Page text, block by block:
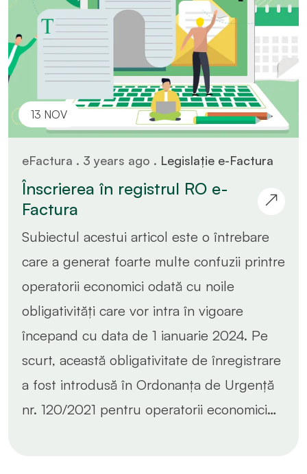
13 NOV
eFactura . 3 years ago . Legislație e-Factura
Înscrierea în registrul RO e-
Factura
Subiectul acestui articol este o întrebare
care a generat foarte multe confuzii printre
operatorii economici odată cu noile
obligativități care vor intra în vigoare
începand cu data de 1 ianuarie 2024. Pe
scurt, această obligativitate de înregistrare
a fost introdusă în Ordonanța de Urgență
nr. 120/2021 pentru operatorii economici…